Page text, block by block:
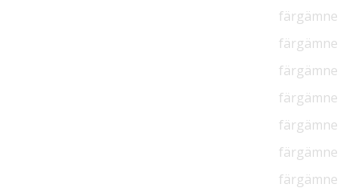
färgämne
färgämne
färgämne
färgämne
färgämne
färgämne
färgämne